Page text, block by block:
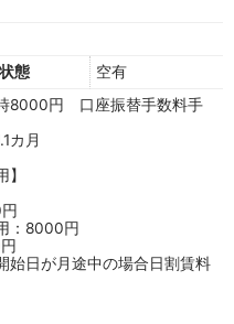
状態
空有
8000円 口座振替手数料手
カ月
：8000円
始日が月途中の場合日割賃料